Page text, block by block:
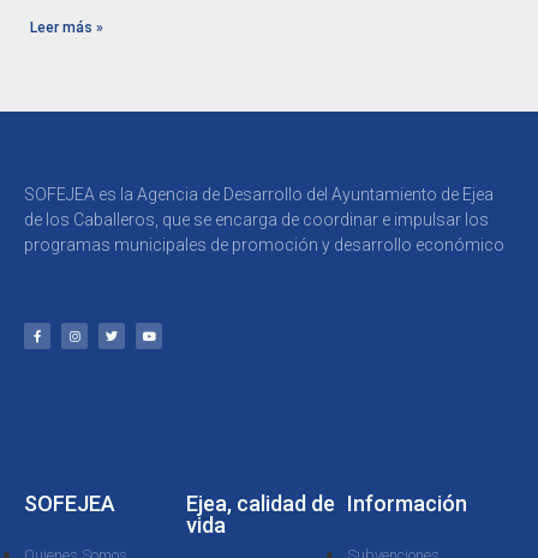
Leer más »
SOFEJEA es la Agencia de Desarrollo del Ayuntamiento de Ejea
de los Caballeros, que se encarga de coordinar e impulsar los
programas municipales de promoción y desarrollo económico
SOFEJEA
Ejea, calidad de
vida
Información